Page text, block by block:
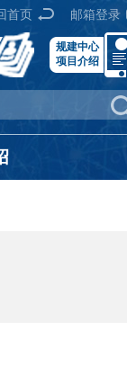
邮箱登录
首页
规建中心
项目介绍